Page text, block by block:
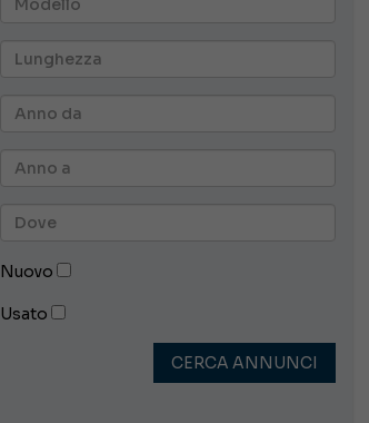
Nuovo
Usato
CERCA ANNUNCI